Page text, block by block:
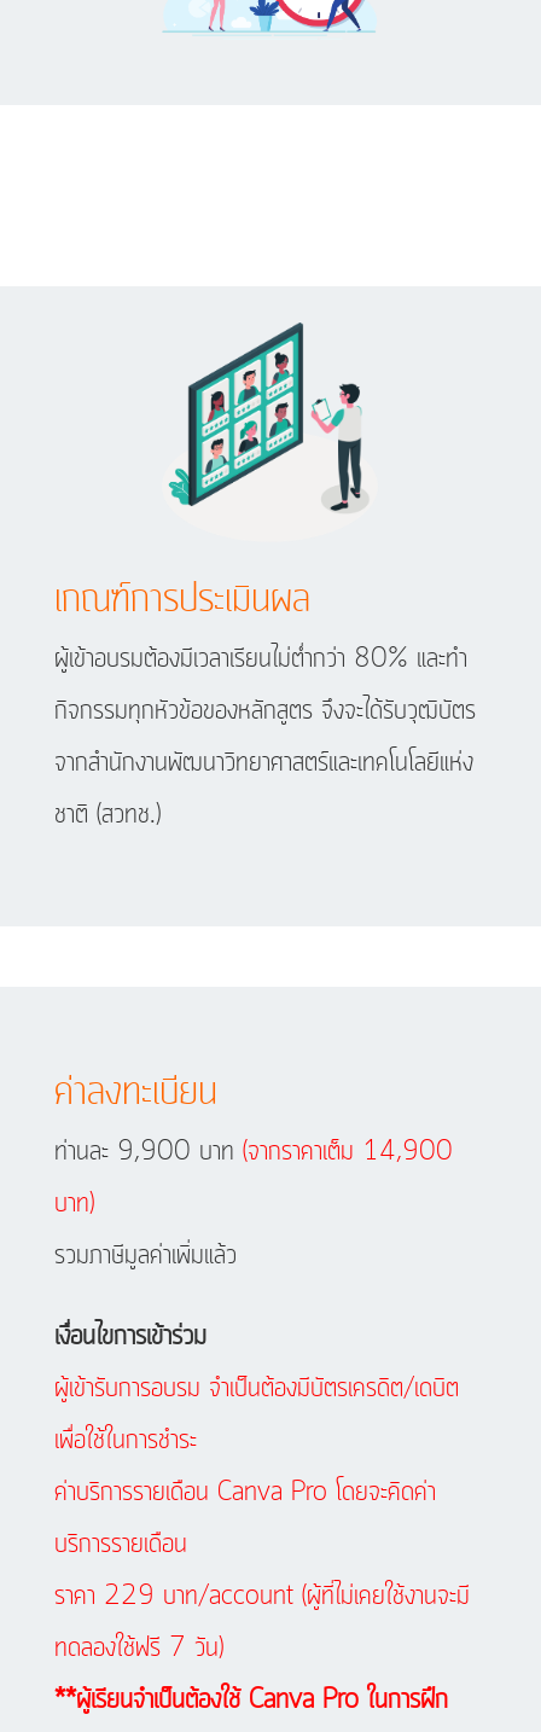
เกณฑ์การประเมินผล
ผู้เข้าอบรมต้องมีเวลาเรียนไม่ต่ำกว่า 80% และทำ
กิจกรรมทุกหัวข้อของหลักสูตร จึงจะได้รับวุฒิบัตร
จากสำนักงานพัฒนาวิทยาศาสตร์และเทคโนโลยีแห่ง
ชาติ (สวทช.)
ค่าลงทะเบียน
ท่านละ 9,900 บาท (จากราคาเต็ม 14,900
บาท)
รวมภาษีมูลค่าเพิ่มแล้ว
เงื่อนไขการเข้าร่วม
ผู้เข้ารับการอบรม จำเป็นต้องมีบัตรเครดิต/เดบิต
เพื่อใช้ในการชำระ
ค่าบริการรายเดือน Canva Pro โดยจะคิดค่า
บริการรายเดือน
ราคา 229 บาท/account (ผู้ที่ไม่เคยใช้งานจะมี
ทดลองใช้ฟรี 7 วัน)
**ผู้เรียนจำเป็นต้องใช้ Canva Pro ในการฝึก